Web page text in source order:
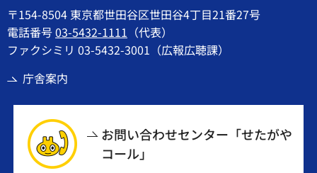
〒154-8504 東京都世田谷区世田谷4丁目21番27号
電話番号03-5432-1111 （代表）
ファクシミリ 03-5432-3001（広報広聴課）
庁舎案内
お問い合わせセンター「せたがや
コール」